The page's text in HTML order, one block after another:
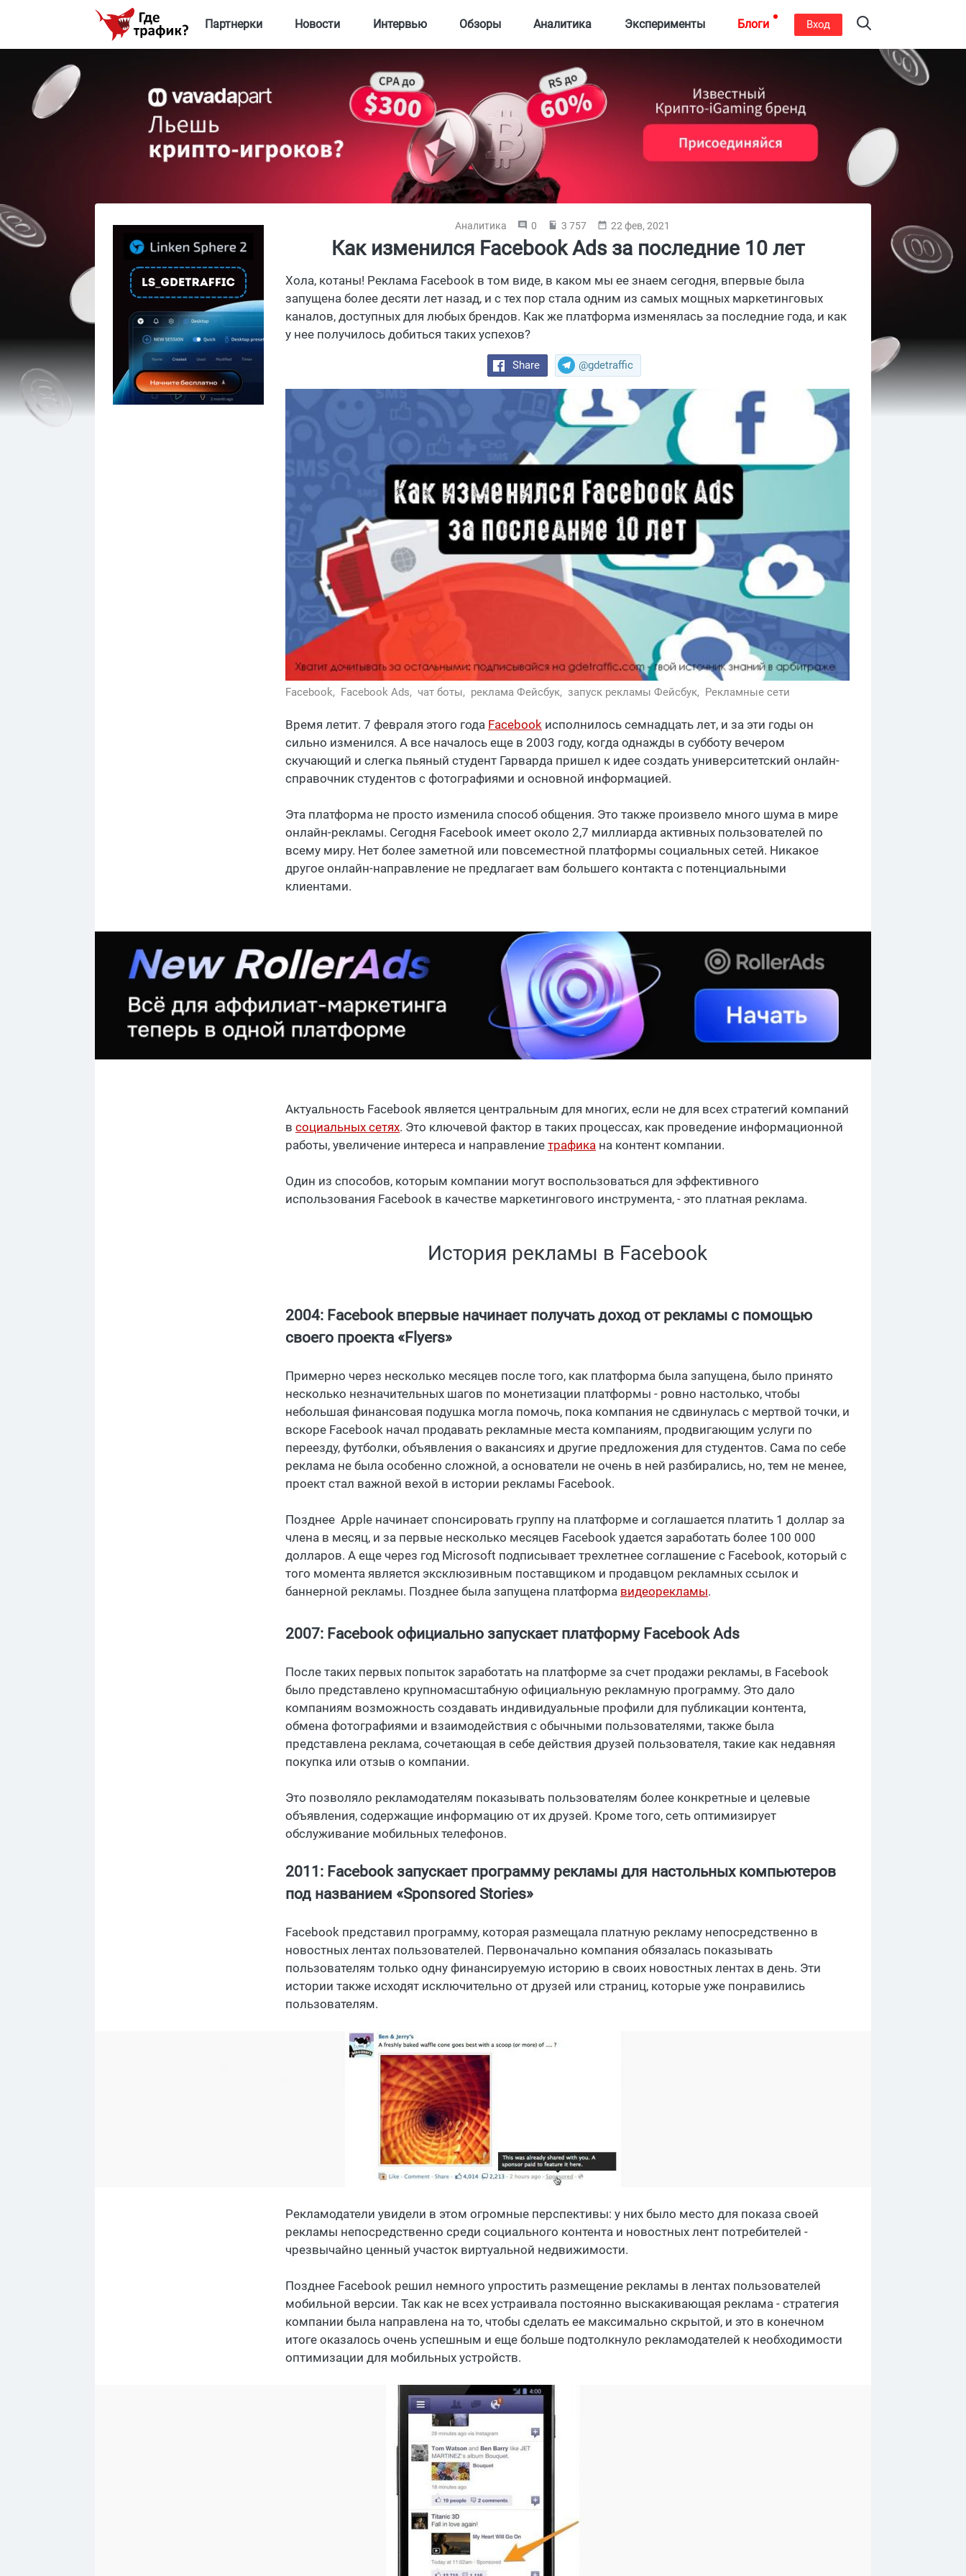
Партнерки Новости Интервью Обзоры Аналитика Эксперименты Блоги Вход
Аналитика 0 3 757 22 фев, 2021
Как изменился Facebook Ads за последние 10 лет
Хола, котаны! Реклама Facebook в том виде, в каком мы ее знаем сегодня, впервые была
запущена более десяти лет назад, и с тех пор стала одним из самых мощных маркетинговых
каналов, доступных для любых брендов. Как же платформа изменялась за последние года, и как
у нее получилось добиться таких успехов?
Share @gdetraffic
Facebook, Facebook Ads, чат боты, реклама Фейсбук, запуск рекламы Фейсбук, Рекламные сети
Время летит. 7 февраля этого года Facebook исполнилось семнадцать лет, и за эти годы он
сильно изменился. А все началось еще в 2003 году, когда однажды в субботу вечером
скучающий и слегка пьяный студент Гарварда пришел к идее создать университетский онлайн-
справочник студентов с фотографиями и основной информацией.
Эта платформа не просто изменила способ общения. Это также произвело много шума в мире
онлайн-рекламы. Сегодня Facebook имеет около 2,7 миллиарда активных пользователей по
всему миру. Нет более заметной или повсеместной платформы социальных сетей. Никакое
другое онлайн-направление не предлагает вам большего контакта с потенциальными
клиентами.
Актуальность Facebook является центральным для многих, если не для всех стратегий компаний
в социальных сетях. Это ключевой фактор в таких процессах, как проведение информационной
работы, увеличение интереса и направление трафика на контент компании.
Один из способов, которым компании могут воспользоваться для эффективного
использования Facebook в качестве маркетингового инструмента, - это платная реклама.
История рекламы в Facebook
2004: Facebook впервые начинает получать доход от рекламы с помощью
своего проекта «Flyers»
Примерно через несколько месяцев после того, как платформа была запущена, было принято
несколько незначительных шагов по монетизации платформы - ровно настолько, чтобы
небольшая финансовая подушка могла помочь, пока компания не сдвинулась с мертвой точки, и
вскоре Facebook начал продавать рекламные места компаниям, продвигающим услуги по
переезду, футболки, объявления о вакансиях и другие предложения для студентов. Сама по себе
реклама не была особенно сложной, а основатели не очень в ней разбирались, но, тем не менее,
проект стал важной вехой в истории рекламы Facebook.
Позднее Apple начинает спонсировать группу на платформе и соглашается платить 1 доллар за
члена в месяц, и за первые несколько месяцев Facebook удается заработать более 100 000
долларов. А еще через год Microsoft подписывает трехлетнее соглашение с Facebook, который с
того момента является эксклюзивным поставщиком и продавцом рекламных ссылок и
баннерной рекламы. Позднее была запущена платформа видеорекламы.
2007: Facebook официально запускает платформу Facebook Ads
После таких первых попыток заработать на платформе за счет продажи рекламы, в Facebook
было представлено крупномасштабную официальную рекламную программу. Это дало
компаниям возможность создавать индивидуальные профили для публикации контента,
обмена фотографиями и взаимодействия с обычными пользователями, также была
представлена реклама, сочетающая в себе действия друзей пользователя, такие как недавняя
покупка или отзыв о компании.
Это позволяло рекламодателям показывать пользователям более конкретные и целевые
объявления, содержащие информацию от их друзей. Кроме того, сеть оптимизирует
обслуживание мобильных телефонов.
2011: Facebook запускает программу рекламы для настольных компьютеров
под названием «Sponsored Stories»
Facebook представил программу, которая размещала платную рекламу непосредственно в
новостных лентах пользователей. Первоначально компания обязалась показывать
пользователям только одну финансируемую историю в своих новостных лентах в день. Эти
истории также исходят исключительно от друзей или страниц, которые уже понравились
пользователям.
Рекламодатели увидели в этом огромные перспективы: у них было место для показа своей
рекламы непосредственно среди социального контента и новостных лент потребителей -
чрезвычайно ценный участок виртуальной недвижимости.
Позднее Facebook решил немного упростить размещение рекламы в лентах пользователей
мобильной версии. Так как не всех устраивала постоянно выскакивающая реклама - стратегия
компании была направлена ​​на то, чтобы сделать ее максимально скрытой, и это в конечном
итоге оказалось очень успешным и еще больше подтолкнуло рекламодателей к необходимости
оптимизации для мобильных устройств.